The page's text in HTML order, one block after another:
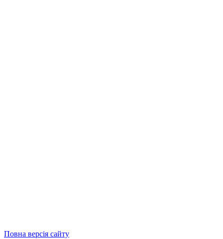
Повна версія сайту